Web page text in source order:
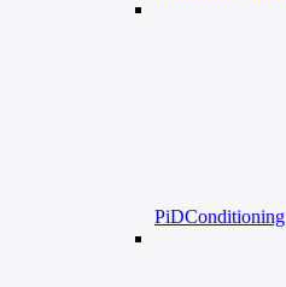
PiDConditioning